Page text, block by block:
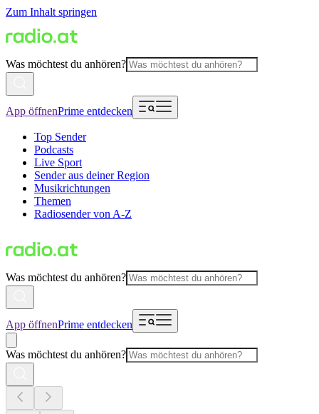
Zum Inhalt springen
Was möchtest du anhören?
App öffnenPrime entdecken
Top Sender
Podcasts
Live Sport
Sender aus deiner Region
Musikrichtungen
Themen
Radiosender von A-Z
Was möchtest du anhören?
App öffnenPrime entdecken
Was möchtest du anhören?